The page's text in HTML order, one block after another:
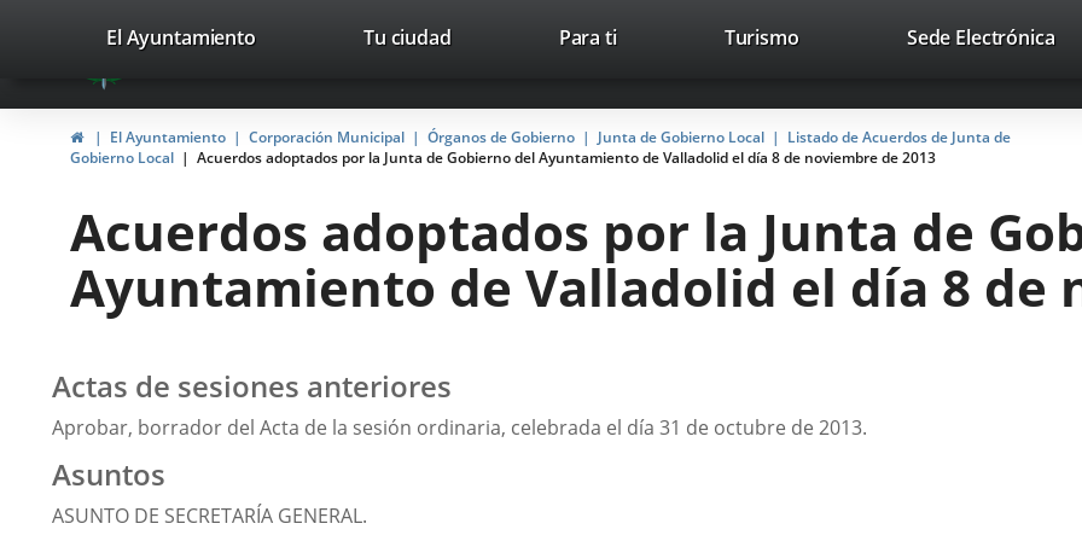
Portal
Web
del
Ayuntamiento
Valladolid
avaTop Trabaja con nosotros Contacto
valladolid.es
El Ayuntamiento Tu ciudad Para ti TurismoThis
open
in
a
up
window.
Sede ElectrónicaLink
HomeEl Ayuntamiento Corporación Municipal Órganos de Gobierno Junta de Gobierno Local
Listado de Acuerdos de Junta de
Gobierno Local
Acuerdos adoptados por la Junta de Gobierno del Ayuntamiento de Valladolid el día 8 de noviembre de 2013
Acuerdos adoptados por la Junta de
Ayuntamiento de Valladolid el día 8 de
Actas de sesiones anteriores
Aprobar, borrador del Acta de la sesión ordinaria, celebrada el día 31 de octubre de 2013.
Asuntos
ASUNTO DE SECRETARÍA GENERAL.